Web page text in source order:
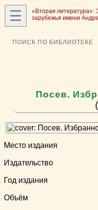
☰
«Вторая литература»:
зарубежья имени
ПОИСК ПО БИБЛИОТЕКЕ
Посев.
Место издания
Издательство
Год издания
Объём